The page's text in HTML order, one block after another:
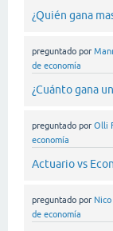
¿Quién gana
preguntado por
de economía
¿Cuánto gana
preguntado por Olli
economía
Actuario vs
preguntado por
de economía